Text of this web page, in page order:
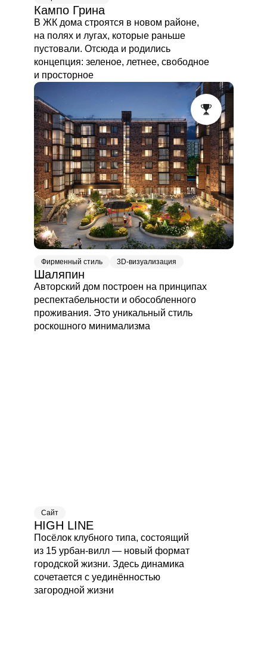
Кампо Грина
В ЖК дома строятся в новом районе,
на полях и лугах, которые раньше
пустовали. Отсюда и родились
концепция: зеленое, летнее, свободное
и просторное
Фирменный стиль 3D-визуализация
Шаляпин
Авторский дом построен на принципах
респектабельности и обособленного
проживания. Это уникальный стиль
роскошного минимализма
Сайт
HIGH LINE
Посёлок клубного типа, состоящий
из 15 урбан-вилл — новый формат
городской жизни. Здесь динамика
сочетается с уединённостью
загородной жизни